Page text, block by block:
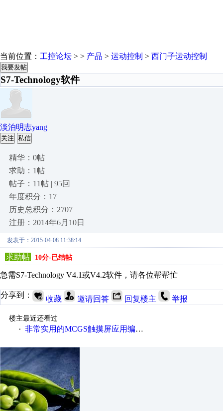
当前位置： 工控论坛 > > 产品 > 运动控制 > 西门子运动控制
我要发帖
S7-Technology软件
淡泊明志yang
关注 私信
精华：0帖
求助：1帖
帖子：11帖 | 95回
年度积分：17
历史总积分：2707
注册：2014年6月10日
发表于：2015-04-08 11:38:14
求助帖 10分-已结帖
急需S7-Technology V4.1或V4.2软件，请各位帮帮忙
分享到： 收藏 邀请回答 回复楼主 举报
楼主最近还看过
· 非常实用的MCGS触摸屏应用编程实例（上篇12例）